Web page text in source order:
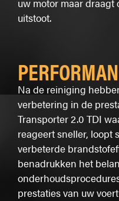
uw motor maar draagt
uitstoot.
Na de reiniging
verbetering in de
Transporter 2.0 TDI
reageert sneller, loopt
verbeterde
benadrukken het
prestaties van uw